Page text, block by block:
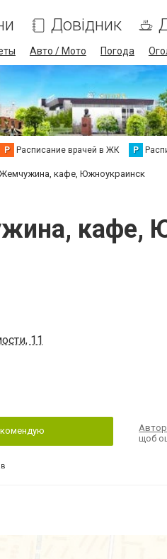
Довідник
Авто / Мото Погода
Р Расписание врачей в ЖК Р
Жемчужина, кафе, Южноукраинск
кафе,
11
щоб